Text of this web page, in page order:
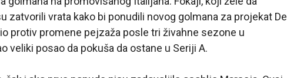
zatvorili vrata kako bi ponudili novog golmana za projekat De
protiv promene pejzaža posle tri živahne sezone u
veliki posao da pokuša da ostane u Seriji A.